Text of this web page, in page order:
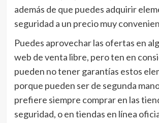
además de que puedes adquirir
seguridad a un precio muy
Puedes aprovechar las ofertas en
web de venta libre, pero ten en
pueden no tener garantías estos
porque pueden ser de segunda
prefiere siempre comprar en las
seguridad, o en tiendas en línea